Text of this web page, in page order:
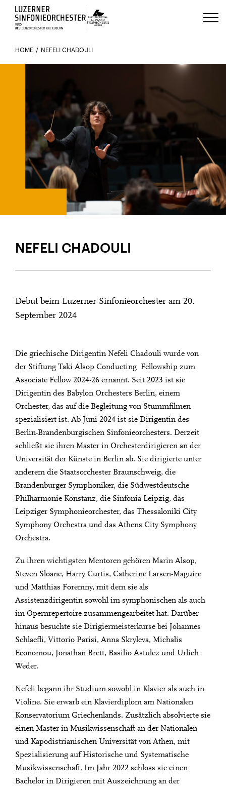
Luzerns Klavierfestival «Le Piano
HOME NEFELI CHADOULI
NEFELI CHADOULI
Debut beim Luzerner Sinfonieorchester am 20.
September 2024
Die griechische Dirigentin Nefeli Chadouli wurde von
der Stiftung Taki Alsop Conducting Fellowship zum
Associate Fellow 2024-26 ernannt. Seit 2023 ist sie
Dirigentin des Babylon Orchesters Berlin, einem
Orchester, das auf die Begleitung von Stummfilmen
spezialisiert ist. Ab Juni 2024 ist sie Dirigentin des
Berlin-Brandenburgischen Sinfonieorchesters. Derzeit
schließt sie ihren Master in Orchesterdirigieren an der
Universität der Künste in Berlin ab. Sie dirigierte unter
anderem die Staatsorchester Braunschweig, die
Brandenburger Symphoniker, die Südwestdeutsche
Philharmonie Konstanz, die Sinfonia Leipzig, das
Leipziger Symphonieorchester, das Thessaloniki City
Symphony Orchestra und das Athens City Symphony
Orchestra.
Zu ihren wichtigsten Mentoren gehören Marin Alsop,
Steven Sloane, Harry Curtis, Catherine Larsen-Maguire
und Matthias Foremny, mit dem sie als
Assistenzdirigentin sowohl im symphonischen als auch
im Opernrepertoire zusammengearbeitet hat. Darüber
hinaus besuchte sie Dirigiermeisterkurse bei Johannes
Schlaefli, Vittorio Parisi, Anna Skryleva, Michalis
Economou, Jonathan Brett, Basilio Astulez und Urlich
Weder.
Nefeli begann ihr Studium sowohl in Klavier als auch in
Violine. Sie erwarb ein Klavierdiplom am Nationalen
Konservatorium Griechenlands. Zusätzlich absolvierte sie
einen Master in Musikwissenschaft an der Nationalen
und Kapodistrianischen Universität von Athen, mit
Spezialisierung auf Historische und Systematische
Musikwissenschaft. Im Jahr 2022 schloss sie einen
Bachelor in Dirigieren mit Auszeichnung an der